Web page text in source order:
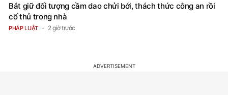
Bắt giữ đối tượng cầm dao chửi bới, thách thức công an rồi
cố thủ trong nhà
PHÁP LUẬT 2 giờ trước